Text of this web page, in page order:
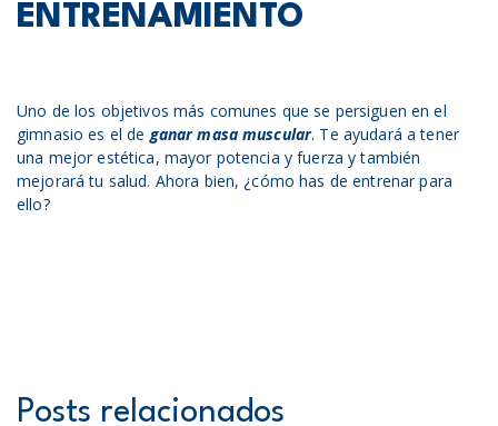
ENTRENAMIENTO
Uno de los objetivos más comunes que se persiguen en el
gimnasio es el deganar masa muscular. Te ayudará a tener
una mejor estética, mayor potencia y fuerza y también
mejorará tu salud. Ahora bien, ¿cómo has de entrenar para
ello?
Posts relacionados